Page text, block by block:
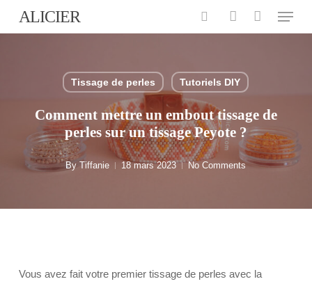
ALICIER
searchaccount
Menu
Tissage de perles Tutoriels DIY
Comment mettre un embout tissage de
perles sur un tissage Peyote ?
By Tiffanie 18 mars 2023 No Comments
Vous avez fait votre premier tissage de perles avec la